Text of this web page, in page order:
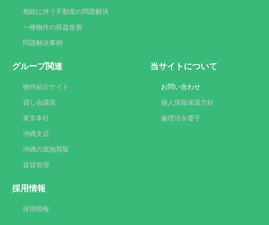
相続に伴う不動産の問題解決
一棟物件の収益改善
問題解決事例
グループ関連
物件紹介サイト
貸し会議室
東京本社
沖縄支店
沖縄の底地買取
賃貸管理
当サイトについて
お問い合わせ
個人情報保護方針
倫理法令遵守
採用情報
採用情報